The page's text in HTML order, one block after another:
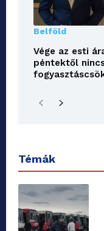
Belföld
Vége az esti
péntektől
Témák